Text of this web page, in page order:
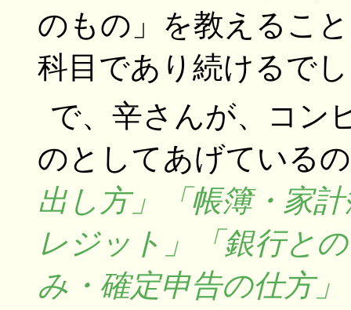
のもの」を教えるこ
科目であり続けるで
で、辛さんが、コン
のとしてあげている
出し方」「帳簿・家
レジット」「銀行と
み・確定申告の仕方